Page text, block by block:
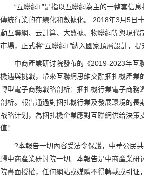
“互聯網+”是指以互聯網為主的一整套信息
傳統行業的在線化和數據化。 2018年3月5日
動互聯網、云計算、大數據、物聯網等與現
市場，正式將“互聯網+”納入國家頂層設計，提
中商產業研讨院發布的《2019-2023年互聯
機遇與挑戰，帶來互聯網思維交融捆扎機產
轉型電子商務戰略剖析；捆扎機行業電子商
剖析。報告通過對捆扎機行業及發展環境的長
战略计划，為捆扎機企業應對互聯網供给決
值！
?本報告一切內容受法令保護，中華公民共
歸中商產業研讨院一切。本報告是中商產業
院書面授權，任何網站或媒體不得轉載或引